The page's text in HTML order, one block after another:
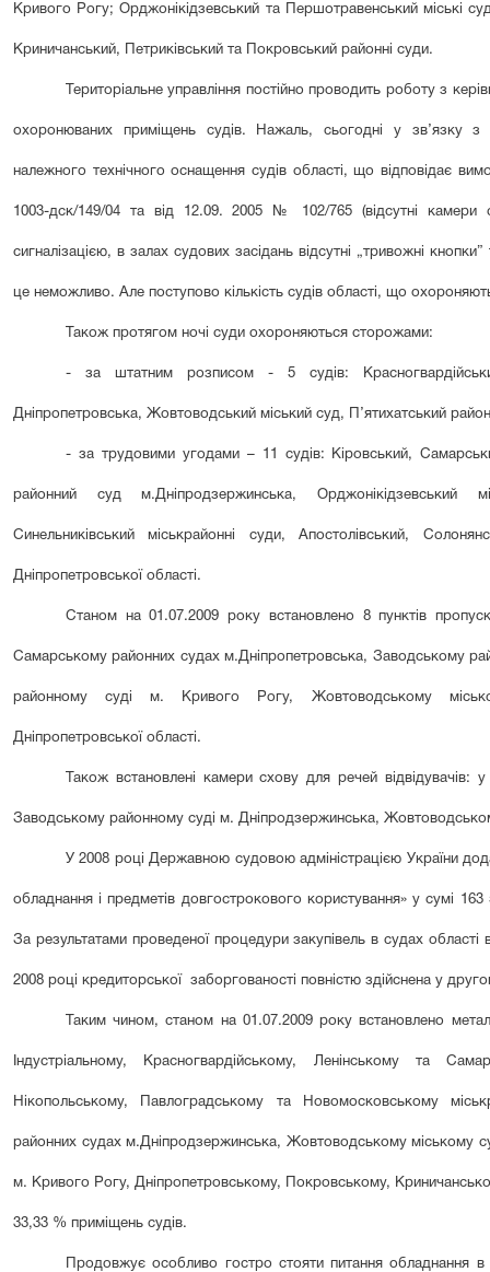
Кривого Рогу; Орджонікідзевський та Першотравенський міські
Криничанський, Петриківський та Покровський районні суди.
Територіальне управління постійно проводить роботу з
охоронюваних приміщень судів. Нажаль, сьогодні у зв’язку з
належного технічного оснащення судів області, що відповідає
1003-дск/149/04 та від 12.09. 2005 № 102/765 (відсутні камери
сигналізацією, в залах судових засідань відсутні „тривожні
це неможливо. Але поступово кількість судів області, що
Також протягом ночі суди охороняються сторожами:
- за штатним розписом - 5 судів:
Дніпропетровська, Жовтоводський міський суд, П’ятихатський
- за трудовими угодами – 11 судів: Кіровський,
районний суд м.Дніпродзержинська, Орджонікідзевський
Синельниківський міськрайонні суди, Апостолівський,
Дніпропетровської області.
Станом на 01.07.2009 року встановлено 8 пунктів
Самарському районних судах м.Дніпропетровська, Заводському
районному суді м. Кривого Рогу, Жовтоводському
Дніпропетровської області.
Також встановлені камери схову для речей
Заводському районному суді м. Дніпродзержинська,
У 2008 році Державною судовою адміністрацією України
обладнання і предметів довгострокового користування» у сумі
За результатами проведеної процедури закупівель в судах
2008 році кредиторської заборгованості повністю здійснена у
Таким чином, станом на 01.07.2009 року встановлено
Індустріальному, Красногвардійському, Ленінському та
Нікопольському, Павлоградському та Новомосковському
районних судах м.Дніпродзержинська, Жовтоводському міському
м. Кривого Рогу, Дніпропетровському, Покровському,
33,33 % приміщень судів.
Продовжує особливо гостро стояти питання обладнання